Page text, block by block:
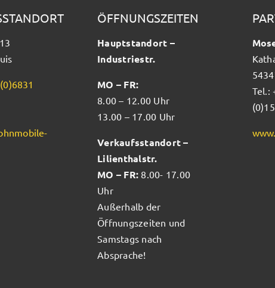
ÖFFNUNGSZEITEN
Hauptstandort –
Industriestr.
MO – FR:
8.00 – 12.00 Uhr
13.00 – 17.00 Uhr
Verkaufsstandort –
Lilienthalstr.
MO – FR: 8.00- 17.00
Uhr
Außerhalb der
Öffnungszeiten und
Samstags nach
Absprache!
Tel.: